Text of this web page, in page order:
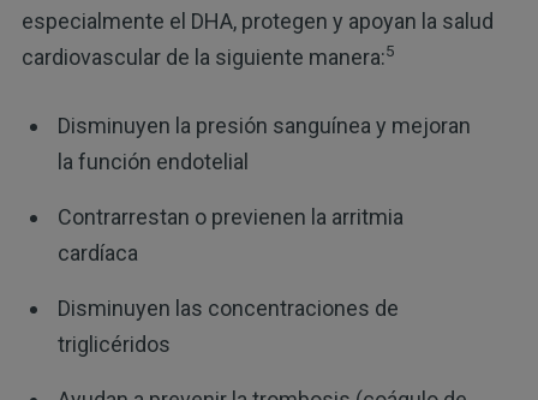
especialmente el DHA, protegen y apoyan la salud
cardiovascular de la siguiente manera:5
Disminuyen la presión sanguínea y mejoran
la función endotelial
Contrarrestan o previenen la arritmia
cardíaca
Disminuyen las concentraciones de
triglicéridos